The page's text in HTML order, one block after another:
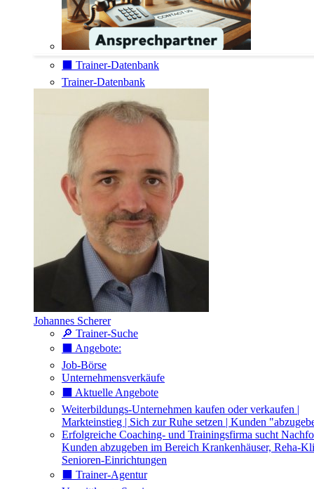
⬛️ Trainer-Datenbank
Trainer-Datenbank
Johannes Scherer
🔎 Trainer-Suche
⬛️ Angebote:
Job-Börse
Unternehmensverkäufe
⬛️ Aktuelle Angebote
Weiterbildungs-Unternehmen kaufen oder verkaufen |
Markteinstieg | Sich zur Ruhe setzen | Kunden
Erfolgreiche Coaching- und Trainingsfirma sucht
Kunden abzugeben im Bereich Krankenhäuser, Reha-
Senioren-Einrichtungen
⬛️ Trainer-Agentur